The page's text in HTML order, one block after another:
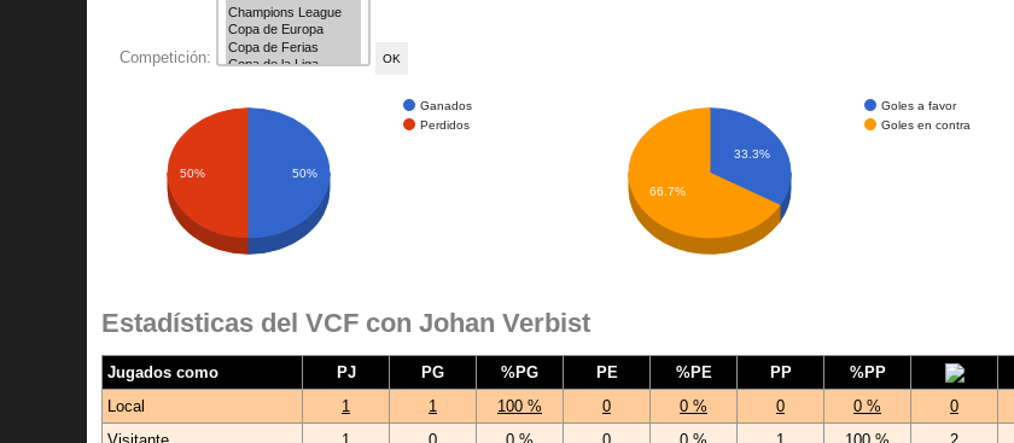
Competición:
Ganados
Perdidos
50% 50%
Goles a favor
Goles en contra
33.3%
66.7%
Estadísticas del VCF con Johan Verbist
Jugados como PJ PG %PG PE %PE PP %PP
Local
1 1 100 % 0 0 % 0 0 % 0